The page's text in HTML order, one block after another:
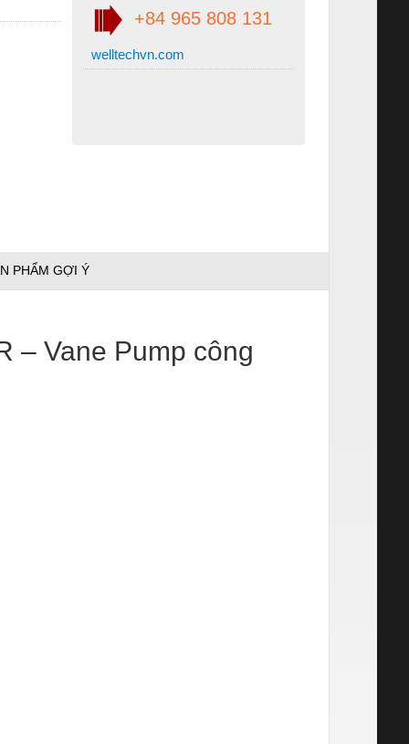
+84 965 808 131
welltechvn.com
PHẨM GỢI Ý
– Vane Pump công